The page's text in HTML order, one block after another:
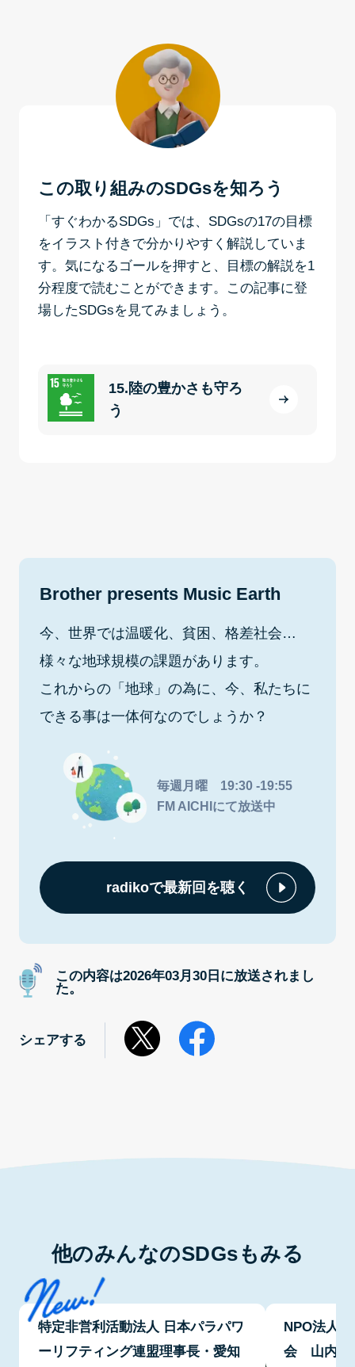
この取り組みのSDGsを知ろう
「すぐわかるSDGs」では、SDGsの17の目標
をイラスト付きで分かりやすく解説していま
す。気になるゴールを押すと、目標の解説を1
分程度で読むことができます。この記事に登
場したSDGsを見てみましょう。
15.陸の豊かさも守ろ
う
Brother presents Music Earth
今、世界では温暖化、貧困、格差社会…
様々な地球規模の課題があります。
これからの「地球」の為に、今、私たちに
できる事は一体何なのでしょうか？
毎週月曜 19:30 -19:55
FM AICHIにて放送中
radikoで最新回を聴く
この内容は2026年03月30日に放送されまし
た。
シェアする
他のみんなのSDGsもみる
特定非営利活動法人 日本パラパワ
ーリフティング連盟理事長・愛知
NPO法人
会 山内